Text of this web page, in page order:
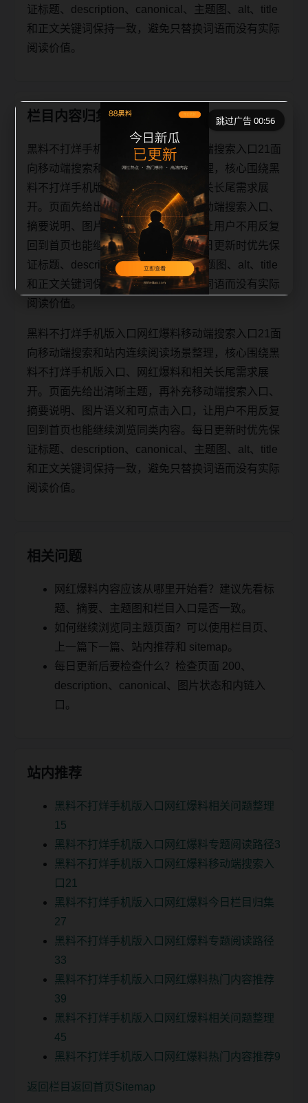
证标题、description、canonical、主题图、alt、title
和正文关键词保持一致，避免只替换词语而没有实际
阅读价值。
栏目内容归集
黑料不打烊手机版入口网红爆料移动端搜索入口21面
向移动端搜索和站内连续阅读场景整理，核心围绕黑
料不打烊手机版入口、网红爆料和相关长尾需求展
开。页面先给出清晰主题，再补充移动端搜索入口、
摘要说明、图片语义和可点击入口，让用户不用反复
回到首页也能继续浏览同类内容。每日更新时优先保
证标题、description、canonical、主题图、alt、title
和正文关键词保持一致，避免只替换词语而没有实际
阅读价值。
黑料不打烊手机版入口网红爆料移动端搜索入口21面
向移动端搜索和站内连续阅读场景整理，核心围绕黑
料不打烊手机版入口、网红爆料和相关长尾需求展
开。页面先给出清晰主题，再补充移动端搜索入口、
摘要说明、图片语义和可点击入口，让用户不用反复
回到首页也能继续浏览同类内容。每日更新时优先保
证标题、description、canonical、主题图、alt、title
和正文关键词保持一致，避免只替换词语而没有实际
阅读价值。
相关问题
网红爆料内容应该从哪里开始看？建议先看标
题、摘要、主题图和栏目入口是否一致。
如何继续浏览同主题页面？可以使用栏目页、
上一篇下一篇、站内推荐和 sitemap。
每日更新后要检查什么？检查页面 200、
description、canonical、图片状态和内链入
口。
站内推荐
黑料不打烊手机版入口网红爆料相关问题整理
15
黑料不打烊手机版入口网红爆料专题阅读路径3
黑料不打烊手机版入口网红爆料移动端搜索入
口21
黑料不打烊手机版入口网红爆料今日栏目归集
27
黑料不打烊手机版入口网红爆料专题阅读路径
33
黑料不打烊手机版入口网红爆料热门内容推荐
39
黑料不打烊手机版入口网红爆料相关问题整理
45
黑料不打烊手机版入口网红爆料热门内容推荐9
返回栏目 返回首页 Sitemap
跳过广告 00:56